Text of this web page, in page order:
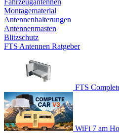
Fahrzeugantennen
Montagematerial
Antennenhalterungen
Antennenmasten
Blitzschutz
FTS Antennen Ratgeber
FTS
WiFi 7 am